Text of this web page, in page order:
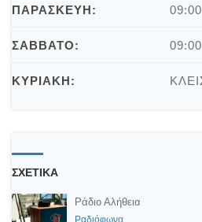
ΠΑΡΑΣΚΕΥΗ:
ΣΑΒΒΑΤΟ:
ΚΥΡΙΑΚΗ:
ΣΧΕΤΙΚΑ
Ράδιο Αλήθεια
Ραδιόφωνα